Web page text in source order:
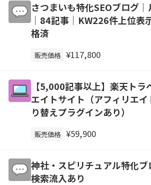
さつまいも特化SEOブログ
｜84記事｜KW226件上位表
格済
販売価格 ¥117,800
【5,000記事以上】楽天トラ
エイトサイト（アフィリエ
り替えプラグインあり）
販売価格 ¥59,900
神社・スピリチュアル特化
検索流入あり